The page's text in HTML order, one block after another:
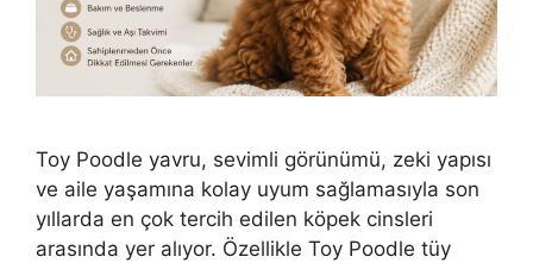
Toy Poodle yavru, sevimli görünümü, zeki yapısı
ve aile yaşamına kolay uyum sağlamasıyla son
yıllarda en çok tercih edilen köpek cinsleri
arasında yer alıyor. Özellikle Toy Poodle tüy